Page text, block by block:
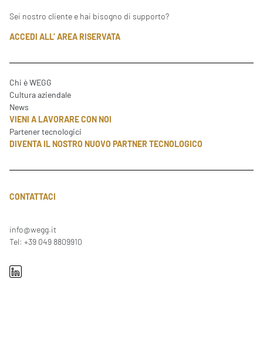
Sei nostro cliente e hai bisogno di supporto?
ACCEDI ALL’ AREA RISERVATA
Chi è WEGG
Cultura aziendale
News
VIENI A LAVORARE CON NOI
Partener tecnologici
DIVENTA IL NOSTRO NUOVO PARTNER TECNOLOGICO
CONTATTACI
info@wegg.it
Tel: +39 049 8809910